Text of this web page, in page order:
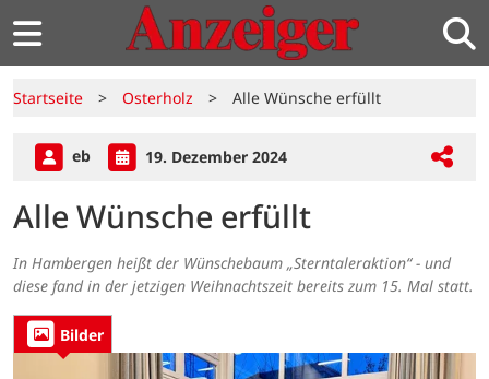
Startseite > Osterholz > Alle Wünsche erfüllt
eb 19. Dezember 2024
Alle Wünsche erfüllt
In Hambergen heißt der Wünschebaum „Sterntaleraktion“ - und
diese fand in der jetzigen Weihnachtszeit bereits zum 15. Mal statt.
Bilder